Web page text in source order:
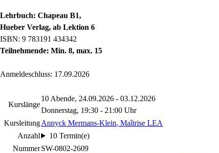
Lehrbuch: Chapeau B1,
Hueber Verlag, ab Lektion 6
ISBN: 9 783191 434342
Teilnehmende: Min. 8, max. 15
Anmeldeschluss: 17.09.2026
Kurslänge
10 Abende, 24.09.2026 - 03.12.2026
Donnerstag, 19:30 - 21:00 Uhr
KursleitungAnnyck Mermans-Klein, Maîtrise LEA
Anzahl
10 Termin(e)
NummerSW-0802-2609